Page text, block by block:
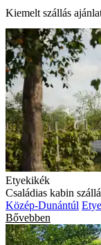
Kiemelt szállás
Etyekikék
Családias kabin
Közép-Dunántúl
Bővebben